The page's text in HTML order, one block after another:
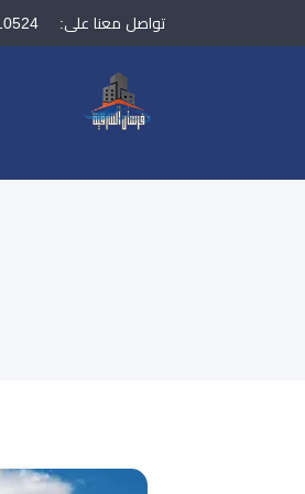
تواصل معنا على: